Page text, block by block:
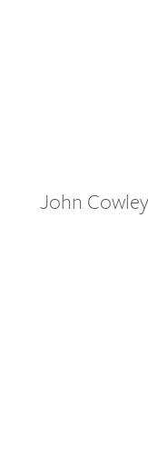
John